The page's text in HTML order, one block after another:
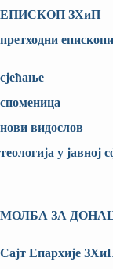
ЕПИСКОП ЗХиП
претходни епископи
сјећање
споменица
нови видослов
теологија у јавној
МОЛБА ЗА
Сајт Епархије